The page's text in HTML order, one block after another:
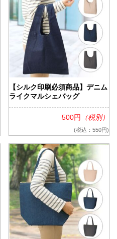
【シルク印刷必須商品】デニム
ライクマルシェバッグ
500円 （税別）
(税込：550円)